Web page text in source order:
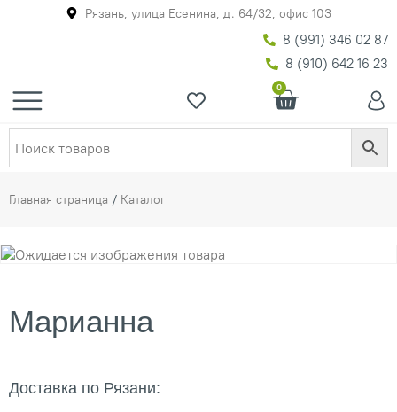
Рязань, улица Есенина, д. 64/32, офис 103
8 (991) 346 02 87
8 (910) 642 16 23
0
Главная страница / Каталог
Марианна
Доставка по Рязани: